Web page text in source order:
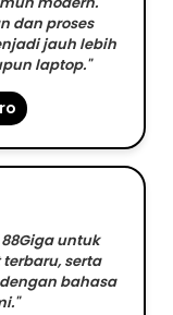
dan proses
jauh lebih
laptop."
untuk
serta
bahasa